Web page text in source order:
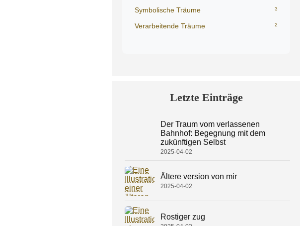
Symbolische Träume 3
Verarbeitende Träume 2
Letzte Einträge
Der Traum vom verlassenen
Bahnhof: Begegnung mit dem
zukünftigen Selbst
2025-04-02
Ältere version von mir
2025-04-02
Rostiger zug